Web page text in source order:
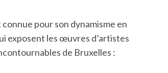
pour son dynamisme en
exposent les œuvres d’artistes
de Bruxelles :